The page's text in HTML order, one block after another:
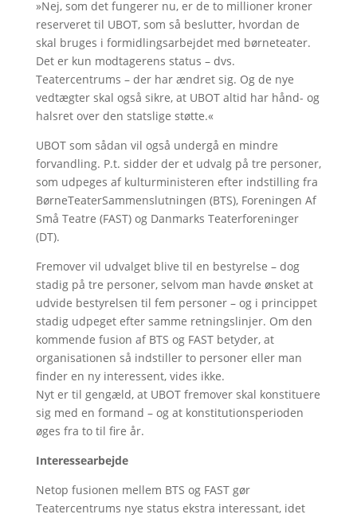
»Nej, som det fungerer nu, er de to millioner kroner
reserveret til UBOT, som så beslutter, hvordan de
skal bruges i formidlingsarbejdet med børneteater.
Det er kun modtagerens status – dvs.
Teatercentrums – der har ændret sig. Og de nye
vedtægter skal også sikre, at UBOT altid har hånd- og
halsret over den statslige støtte.«
UBOT som sådan vil også undergå en mindre
forvandling. P.t. sidder der et udvalg på tre personer,
som udpeges af kulturministeren efter indstilling fra
BørneTeaterSammenslutningen (BTS), Foreningen Af
Små Teatre (FAST) og Danmarks Teaterforeninger
(DT).
Fremover vil udvalget blive til en bestyrelse – dog
stadig på tre personer, selvom man havde ønsket at
udvide bestyrelsen til fem personer – og i princippet
stadig udpeget efter samme retningslinjer. Om den
kommende fusion af BTS og FAST betyder, at
organisationen så indstiller to personer eller man
finder en ny interessent, vides ikke.
Nyt er til gengæld, at UBOT fremover skal konstituere
sig med en formand – og at konstitutionsperioden
øges fra to til fire år.
Interessearbejde
Netop fusionen mellem BTS og FAST gør
Teatercentrums nye status ekstra interessant, idet